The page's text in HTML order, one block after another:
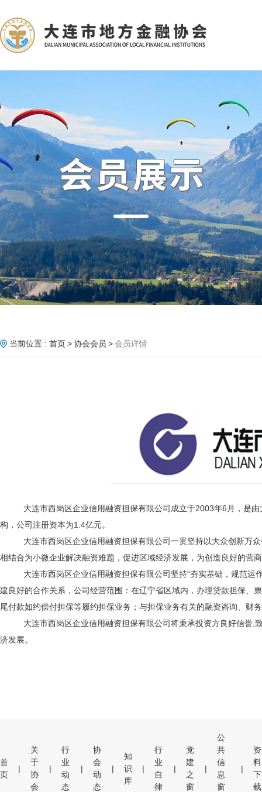
当前位置 : 首页 协会会员 会员详情
大连市西岗区企业信用融资担保有限公司成立于2003年6月，是
构，公司注册资本为1.4亿元。
大连市西岗区企业信用融资担保有限公司一贯坚持以大众创新万
相结合为小微企业解决融资难题，促进区域经济发展，为创造良好的营
大连市西岗区企业信用融资担保有限公司坚持“夯实基础，规范运
建良好的合作关系，公司经营范围：在辽宁省区域内，办理贷款担保、
尾付款如约偿付担保等履约担保业务；与担保业务有关的融资咨询、财
大连市西岗区企业信用融资担保有限公司将秉承投资方良好信誉 ,
济发展。
首
页
|
关
于
协
会
|
行
业
动
态
|
协
会
动
态
|
知
识
库
|
行
业
自
律
|
党
建
之
窗
|
公
共
信
息
窗
|
资
料
下
载